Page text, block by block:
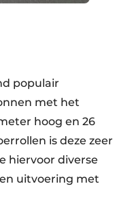
populair
met het
hoog en 26
is deze zeer
hiervoor diverse
uitvoering met